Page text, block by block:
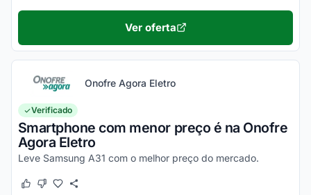
Ver oferta
Onofre Agora Eletro
Verificado
Smartphone com menor preço é na Onofre
Agora Eletro
Leve Samsung A31 com o melhor preço do mercado.
Este cupom funcionou
Este cupom não funcionou